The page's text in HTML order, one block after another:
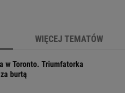
WIĘCEJ TEMATÓW
w Toronto. Triumfatorka
burtą